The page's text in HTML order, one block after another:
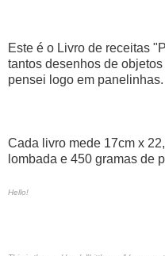
Este é o Livro de receitas
tantos desenhos de
pensei logo em panelinhas.
Cada livro mede 17cm x
lombada e 450 gramas de
Hello!